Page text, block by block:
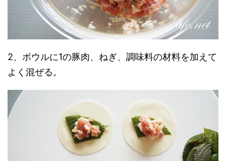
2、ボウルに1の豚肉、ねぎ、調味料の材料を加えて
よく混ぜる。